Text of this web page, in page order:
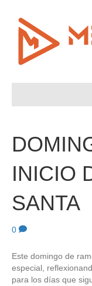
INICIO
SANTA
0
Este domingo de
especial,
para los días que